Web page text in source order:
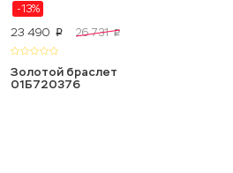
-13%
23 490 p 26 731 p
Золотой браслет
01Б720376